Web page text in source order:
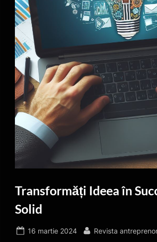
Transformăți Ideea în
Solid
Posted
16 martie 2024 By
Revista